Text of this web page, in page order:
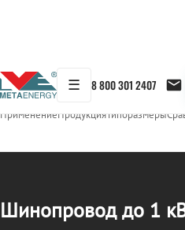
☰ 8 800 301 2407
← Продукция/ШИНОПРОВОД
ПрименениеПродукцияТипоразмеры
Шинопровод до 1